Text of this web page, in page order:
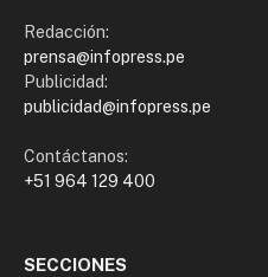
Redacción:
prensa@infopress.pe
Publicidad:
publicidad@infopress.pe
Contáctanos:
+51 964 129 400
SECCIONES